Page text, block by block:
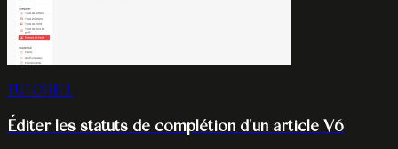
TUTORIEL
Éditer les statuts de complétion d'un article V6